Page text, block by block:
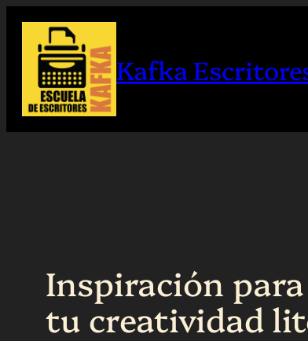
Saltar
contenido
Kafka
Inspiración
tu creatividad